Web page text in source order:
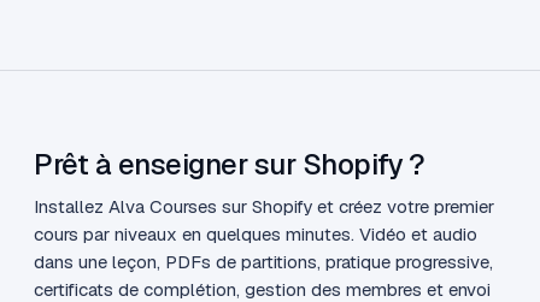
Prêt à enseigner sur Shopify ?
Installez Alva Courses sur Shopify et créez votre premier
cours par niveaux en quelques minutes. Vidéo et audio
dans une leçon, PDFs de partitions, pratique progressive,
certificats de complétion, gestion des membres et envoi